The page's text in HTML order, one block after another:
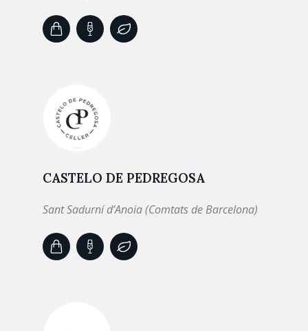
CASTELO DE PEDREGOSA
Sant Sadurní d’Anoia (Comtats de Barcelona)